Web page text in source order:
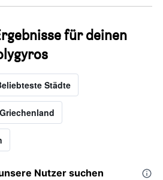
für deinen
Städte
Nutzer suchen